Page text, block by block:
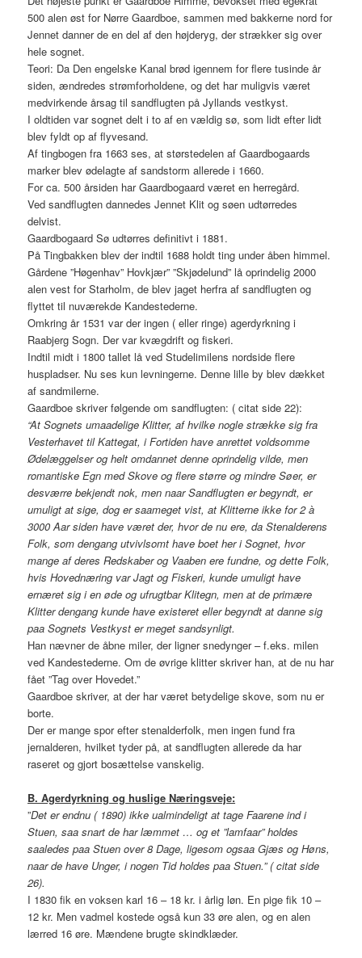
500 alen øst for Nørre Gaardboe, sammen med bakkerne nord for
Jennet danner de en del af den højderyg, der strækker sig over
hele sognet.
Teori: Da Den engelske Kanal brød igennem for flere tusinde år
siden, ændredes strømforholdene, og det har muligvis været
medvirkende årsag til sandflugten på Jyllands vestkyst.
I oldtiden var sognet delt i to af en vældig sø, som lidt efter lidt
blev fyldt op af flyvesand.
Af tingbogen fra 1663 ses, at størstedelen af Gaardbogaards
marker blev ødelagte af sandstorm allerede i 1660.
For ca. 500 årsiden har Gaardbogaard været en herregård.
Ved sandflugten dannedes Jennet Klit og søen udtørredes
delvist.
Gaardbogaard Sø udtørres definitivt i 1881.
På Tingbakken blev der indtil 1688 holdt ting under åben himmel.
Gårdene ”Høgenhav” Hovkjær” ”Skjødelund” lå oprindelig 2000
alen vest for Starholm, de blev jaget herfra af sandflugten og
flyttet til nuværekde Kandestederne.
Omkring år 1531 var der ingen ( eller ringe) agerdyrkning i
Raabjerg Sogn. Der var kvægdrift og fiskeri.
Indtil midt i 1800 tallet lå ved Studelimilens nordside flere
huspladser. Nu ses kun levningerne. Denne lille by blev dækket
af sandmilerne.
Gaardboe skriver følgende om sandflugten: ( citat side 22):
“At Sognets umaadelige Klitter, af hvilke nogle strække sig fra
Vesterhavet til Kattegat, i Fortiden have anrettet voldsomme
Ødelæggelser og helt omdannet denne oprindelig vilde, men
romantiske Egn med Skove og flere større og mindre Søer, er
desværre bekjendt nok, men naar Sandflugten er begyndt, er
umuligt at sige, dog er saameget vist, at Klitterne ikke for 2 à
3000 Aar siden have været der, hvor de nu ere, da Stenalderens
Folk, som dengang utvivlsomt have boet her i Sognet, hvor
mange af deres Redskaber og Vaaben ere fundne, og dette Folk,
hvis Hovednæring var Jagt og Fiskeri, kunde umuligt have
ernæret sig i en øde og ufrugtbar Klitegn, men at de primære
Klitter dengang kunde have existeret eller begyndt at danne sig
paa Sognets Vestkyst er meget sandsynligt.
Han nævner de åbne miler, der ligner snedynger – f.eks. milen
ved Kandestederne. Om de øvrige klitter skriver han, at de nu har
fået ”Tag over Hovedet.”
Gaardboe skriver, at der har været betydelige skove, som nu er
borte.
Der er mange spor efter stenalderfolk, men ingen fund fra
jernalderen, hvilket tyder på, at sandflugten allerede da har
raseret og gjort bosættelse vanskelig.
B. Agerdyrkning og huslige Næringsveje:
”Det er endnu ( 1890) ikke ualmindeligt at tage Faarene ind i
Stuen, saa snart de har læmmet … og et ”lamfaar” holdes
saaledes paa Stuen over 8 Dage, ligesom ogsaa Gjæs og Høns,
naar de have Unger, i nogen Tid holdes paa Stuen.” ( citat side
26).
I 1830 fik en voksen karl 16 – 18 kr. i årlig løn. En pige fik 10 –
12 kr. Men vadmel kostede også kun 33 øre alen, og en alen
lærred 16 øre. Mændene brugte skindklæder.